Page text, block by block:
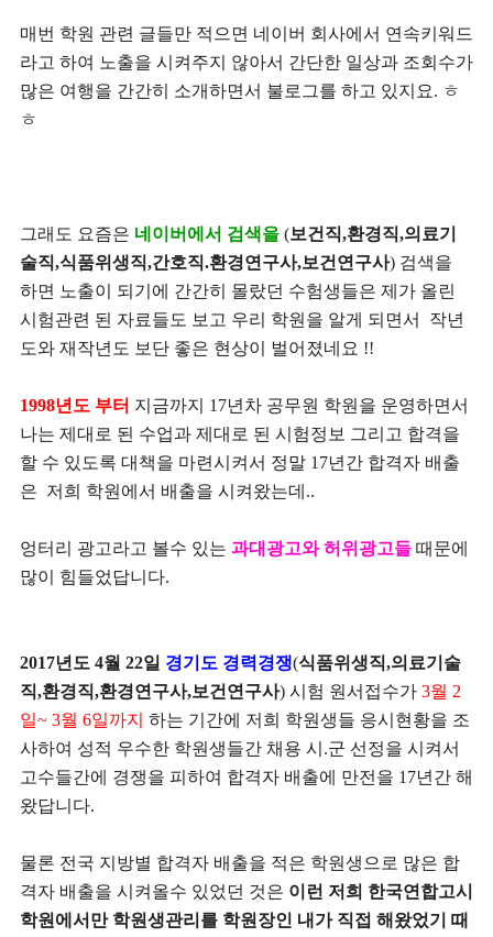
매번 학원 관련 글들만 적으면 네이버 회사에서 연속키워드
라고 하여 노출을 시켜주지 않아서 간단한 일상과 조회수가
많은 여행을 간간히 소개하면서 불로그를 하고 있지요. ㅎ
ㅎ
그래도 요즘은 네이버에서 검색을 (보건직,환경직,의료기
술직,식품위생직,간호직.환경연구사,보건연구사) 검색을
하면 노출이 되기에 간간히 몰랐던 수험생들은 제가 올린
시험관련 된 자료들도 보고 우리 학원을 알게 되면서 작년
도와 재작년도 보단 좋은 현상이 벌어졌네요 !!
1998년도 부터 지금까지 17년차 공무원 학원을 운영하면서
나는 제대로 된 수업과 제대로 된 시험정보 그리고 합격을
할 수 있도록 대책을 마련시켜서 정말 17년간 합격자 배출
은 저희 학원에서 배출을 시켜왔는데..
엉터리 광고라고 볼수 있는 과대광고와 허위광고들 때문에
많이 힘들었답니다.
2017년도 4월 22일 경기도 경력경쟁(식품위생직,의료기술
직,환경직,환경연구사,보건연구사) 시험 원서접수가 3월 2
일~ 3월 6일까지 하는 기간에 저희 학원생들 응시현황을 조
사하여 성적 우수한 학원생들간 채용 시.군 선정을 시켜서
고수들간에 경쟁을 피하여 합격자 배출에 만전을 17년간 해
왔답니다.
물론 전국 지방별 합격자 배출을 적은 학원생으로 많은 합
격자 배출을 시켜올수 있었던 것은 이런 저희 한국연합고시
학원에서만 학원생관리를 학원장인 내가 직접 해왔었기 때